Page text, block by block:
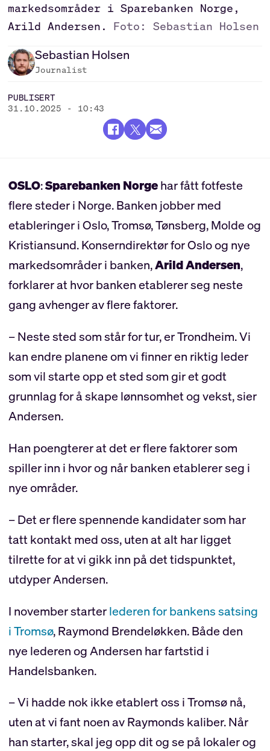
markedsområder i Sparebanken Norge,
Arild Andersen.
Foto: Sebastian Holsen
Sebastian Holsen
Journalist
PUBLISERT
31.10.2025 - 10:43
OSLO:Sparebanken Norgehar fått fotfeste
flere steder i Norge. Banken jobber med
etableringer i Oslo, Tromsø, Tønsberg, Molde og
Kristiansund. Konserndirektør for Oslo og nye
markedsområder i banken,Arild Andersen,
forklarer at hvor banken etablerer seg neste
gang avhenger av flere faktorer.
– Neste sted som står for tur, er Trondheim. Vi
kan endre planene om vi finner en riktig leder
som vil starte opp et sted som gir et godt
grunnlag for å skape lønnsomhet og vekst, sier
Andersen.
Han poengterer at det er flere faktorer som
spiller inn i hvor og når banken etablerer seg i
nye områder.
– Det er flere spennende kandidater som har
tatt kontakt med oss, uten at alt har ligget
tilrette for at vi gikk inn på det tidspunktet,
utdyper Andersen.
I november starterlederen for bankens satsing
i Tromsø, Raymond Brendeløkken. Både den
nye lederen og Andersen har fartstid i
Handelsbanken.
– Vi hadde nok ikke etablert oss i Tromsø nå,
uten at vi fant noen av Raymonds kaliber. Når
han starter, skal jeg opp dit og se på lokaler og